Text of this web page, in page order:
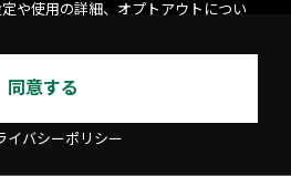
や使用の詳細、オプトアウトについ
同意する
イバシーポリシー